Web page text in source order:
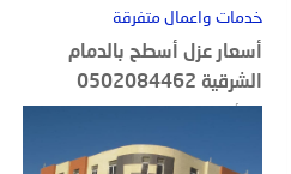
خدمات واعمال متفرقة
أسعار عزل أسطح بالدمام
الشرقية 0502084462